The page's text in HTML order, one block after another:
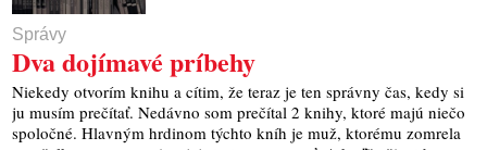
Správy
Dva dojímavé príbehy
Niekedy otvorím knihu a cítim, že teraz je ten správny čas, kedy si
ju musím prečítať. Nedávno som prečítal 2 knihy, ktoré majú niečo
spoločné. Hlavným hrdinom týchto kníh je muž, ktorému zomrela